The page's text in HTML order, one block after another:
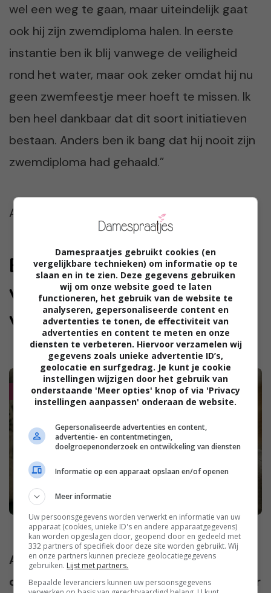
wel een weg te gaan, maar uiteindelijk gaat
ook hij zijn zwemdiploma halen. In eerste
instantie ben ik blij vanwege de veiligheid
rond het water, maar ook zeker omdat hij nu
geen zwemfeestje meer hoeft te missen. Ik
ben heel dankbaar dat dit soort initiatieven
bestaan. Anders ben ik bang dat hij nooit zijn
zwemdiploma had gehaald.”
Afbeelding: Unsplash
Elvira: ‘Mijn dochtertje
vindt haar juf
verschrikkelijk’
Aanvankelijk zag Elvira niet dat haar
dochtertje met lood in haar schoenen naar
Damespraatjes gebruikt cookies (en
vergelijkbare technieken) om informatie op te
slaan en in te zien. Deze gegevens gebruiken
wij om onze website goed te laten
functioneren, het gebruik van de website te
analyseren, gepersonaliseerde content en
advertenties te tonen, de effectiviteit van
advertenties en content te meten en onze
diensten te verbeteren. Hiervoor verzamelen wij
gegevens zoals unieke advertentie ID’s,
geolocatie en surfgedrag. Je kunt je cookie
instellingen wijzigen door het gebruik van
onderstaande 'Meer opties' knop of via 'Privacy
instellingen aanpassen' onderaan de website.
Gepersonaliseerde advertenties en content,
advertentie- en contentmetingen,
doelgroepenonderzoek en ontwikkeling van diensten
Informatie op een apparaat opslaan en/of openen
Meer informatie
Uw persoonsgegevens worden verwerkt en informatie van uw
apparaat (cookies, unieke ID's en andere apparaatgegevens)
kan worden opgeslagen door, geopend door en gedeeld met
332 partners of specifiek door deze site worden gebruikt. Wij
en onze partners kunnen precieze geolocatiegegevens
gebruiken. Lijst met partners.
Bepaalde leveranciers kunnen uw persoonsgegevens